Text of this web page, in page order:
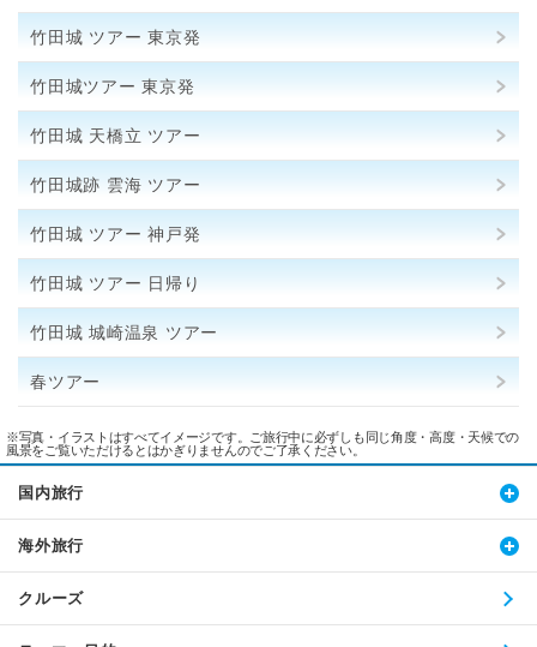
竹田城 ツアー 東京発
竹田城ツアー 東京発
竹田城 天橋立 ツアー
竹田城跡 雲海 ツアー
竹田城 ツアー 神戸発
竹田城 ツアー 日帰り
竹田城 城崎温泉 ツアー
春ツアー
※写真・イラストはすべてイメージです。ご旅行中に必ずしも同じ角度・高度・天候での
風景をご覧いただけるとはかぎりませんのでご了承ください。
国内旅行
海外旅行
クルーズ